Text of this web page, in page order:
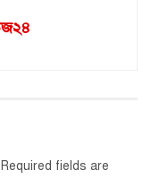
Required fields are